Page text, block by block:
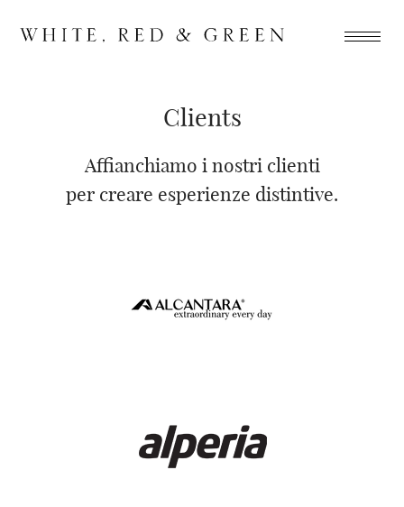
Clients
Affianchiamo i nostri clienti
per creare esperienze distintive.